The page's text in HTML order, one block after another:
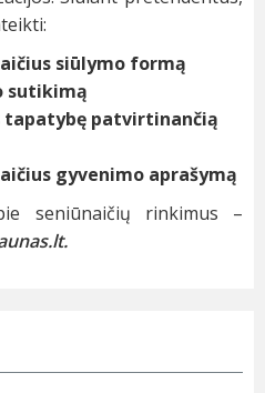
siūlymo formą
sutikimą
tapatybę patvirtinančią
gyvenimo aprašymą
seniūnaičių rinkimus –